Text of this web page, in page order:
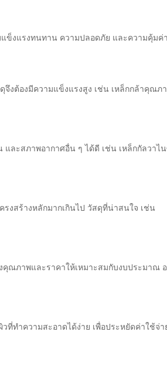
ข็งแรงทนทาน ความปลอดภัย และความคุ้มค่
งต้องมีความแข็งแรงสูง เช่น เหล็กกล้าคุณภ
ละสภาพอากาศอื่น ๆ ได้ดี เช่น เหล็กกัลวาไ
งสร้างหลักมากเกินไป วัสดุที่น่าสนใจ เช่น
คุณภาพและราคาให้เหมาะสมกับงบประมาณ
ที่ทำความสะอาดได้ง่าย เพื่อประหยัดค่าใช้จ่า